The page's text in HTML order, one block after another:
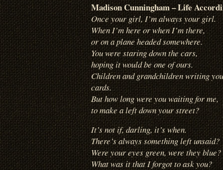
Madison Cunningham – Life
Once your girl, I’m always your girl.
When I’m here or when I’m there,
or on a plane headed somewhere.
You were staring down the cars,
hoping it would be one of ours.
Children and grandchildren writing you
cards.
But how long were you waiting for me,
to make a left down your street?
It’s not if, darling, it’s when.
There’s always something left unsaid?
Were your eyes green, were they blue?
What was it that I forgot to ask you?